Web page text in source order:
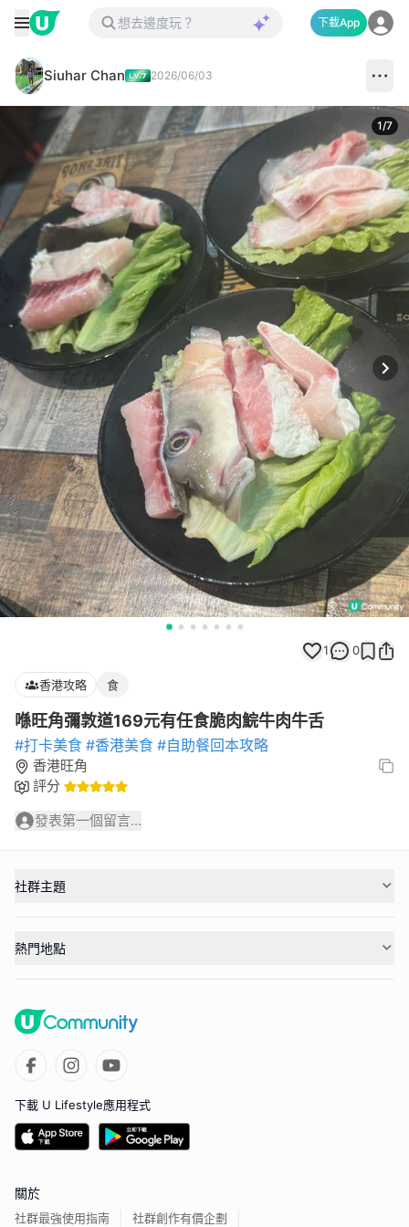
下載App
Siuhar Chan 2026/06/03
1/7
1 0
香港攻略 食
喺旺角彌敦道169元有任食脆肉鯇牛肉牛舌
#打卡美食 #香港美食 #自助餐回本攻略
香港旺角
評分
發表第一個留言...
社群主題
熱門地點
下載 U Lifestyle應用程式
關於
社群最強使用指南 社群創作有價企劃